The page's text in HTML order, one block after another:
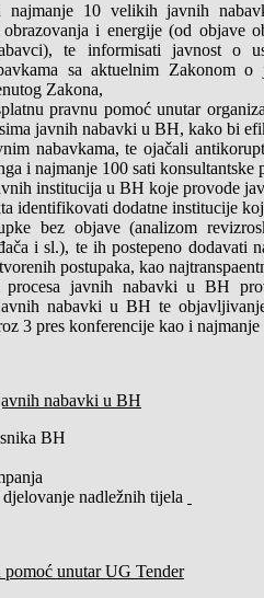
najmanje 10 velikih javnih
i energije (od objave
te informisati javnost o
sa aktuelnim Zakonom
Zakona,
pravnu pomoć unutar
javnih nabavki u BH, kako bi
nabavkama, te ojačali
i najmanje 100 sati konsultantske
institucija u BH koje provode
identifikovati dodatne institucije
bez objave (analizom
i sl.), te ih postepeno dodavati
postupaka, kao
procesa javnih nabavki u BH
nabavki u BH te
3 pres konferencije kao i
nabavki u BH
BH
nadležnih tijela
pomoć unutar UG Tender